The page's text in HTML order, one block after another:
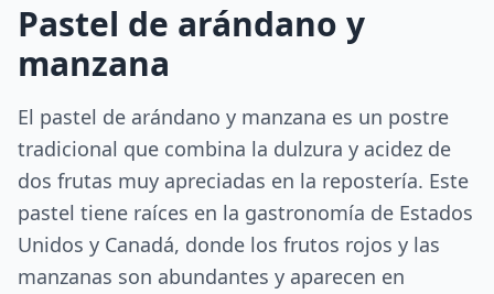
Pastel de arándano y
manzana
El pastel de arándano y manzana es un postre
tradicional que combina la dulzura y acidez de
dos frutas muy apreciadas en la repostería. Este
pastel tiene raíces en la gastronomía de Estados
Unidos y Canadá, donde los frutos rojos y las
manzanas son abundantes y aparecen en